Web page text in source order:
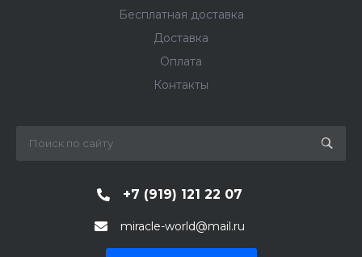
Бесплатная доставка
Доставка
Оплата
Контакты
+7 (919) 121 22 07
miracle-world@mail.ru